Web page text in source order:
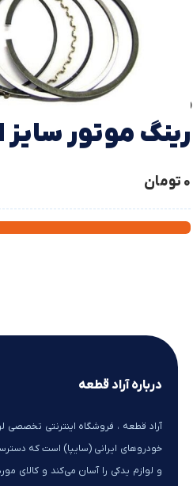
محصولات مشابه
رینگ موتور سایز
پراید
0 تومان
درباره آراد قطعه
آراد قطعه ، فروشگاه اینترنتی تخصصی
خودروهای ایرانی (سایپا) است که
و لوازم یدکی را آسان می‌کند و کالای